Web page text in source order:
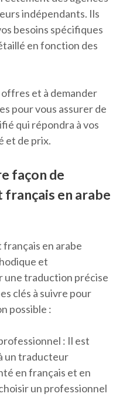
indépendants. Ils
besoins spécifiques
en fonction des
offres et à demander
pour vous assurer de
qui répondra à vos
et de prix.
façon de
en arabe
en arabe
et
une traduction précise
clés à suivre pour
possible :
: Il est
un traducteur
en français et en
un professionnel